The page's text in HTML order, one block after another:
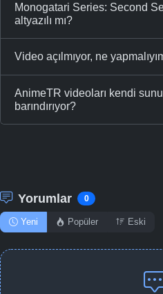
Monogatari Series: Second
altyazılı mı?
Video açılmıyor, ne
AnimeTR videoları kendi
barındırıyor?
Yorumlar 0
Yeni Popüler Eski